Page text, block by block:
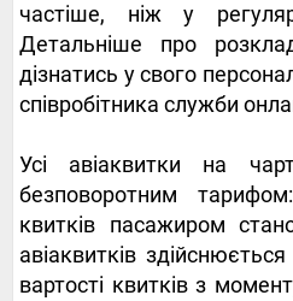
частіше, ніж у
Детальніше про
дізнатись у свого
співробітника служби
Усі авіаквитки на
безповоротним
квитків пасажиром
авіаквитків
вартості квитків з